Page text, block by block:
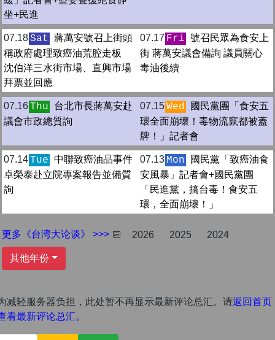
坐+民進
07.18Sat
蔣萬安號召上街頭
稱政府處理致癌油荒腔走板
沈伯洋三水街市場、直興市場
拜票並回應
07.17 Fri 號召民眾為食安上
街 蔣萬安議會備詢 議員關心
毒油後續
07.16Thu
台北市長蔣萬安赴
議會市政總質詢
07.15Wed
國民黨團「食安五
環全面崩壞！毒物流竄都被蓋
牌！」記者會
07.14Tue 中聯致癌油品事件
卓榮泰赴立院專案報告並備質
詢
07.13 Mon
國民黨「致癌油食
安風暴」記者會+國民黨團
「民進黨，搞台毒！食安五
環，全面崩壞！」
更多《台湾大论谈》 >>> 📅 2026 2025 2024
其他年份
减轻服务器负担，此处暂不再显示最新评论总汇。请返回首页
看最新评论总汇。